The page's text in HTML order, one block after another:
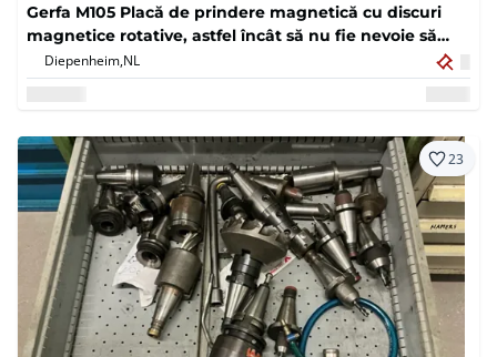
Gerfa M105 Placă de prindere magnetică cu discuri
magnetice rotative, astfel încât să nu fie nevoie să
găuri în discuri
Diepenheim,NL
23